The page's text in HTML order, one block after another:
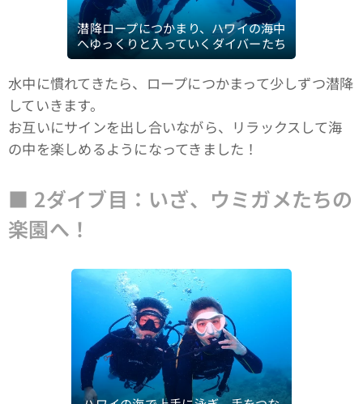
潜降ロープにつかまり、ハワイの海中
へゆっくりと入っていくダイバーたち
水中に慣れてきたら、ロープにつかまって少しずつ潜降
していきます。
お互いにサインを出し合いながら、リラックスして海
の中を楽しめるようになってきました！
■ 2ダイブ目：いざ、ウミガメたちの
楽園へ！